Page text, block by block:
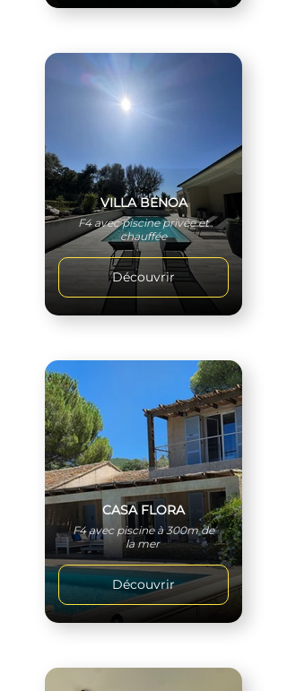
VILLA BENOA
F4 avec piscine privée et
chauffée
Découvrir
CASA FLORA
F4 avec piscine à 300m de
la mer
Découvrir